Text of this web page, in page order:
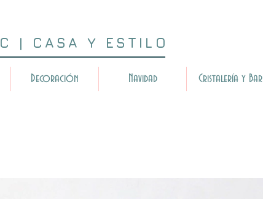
C | CASA Y ESTILO
Decoración Navidad Cristalería y Bar